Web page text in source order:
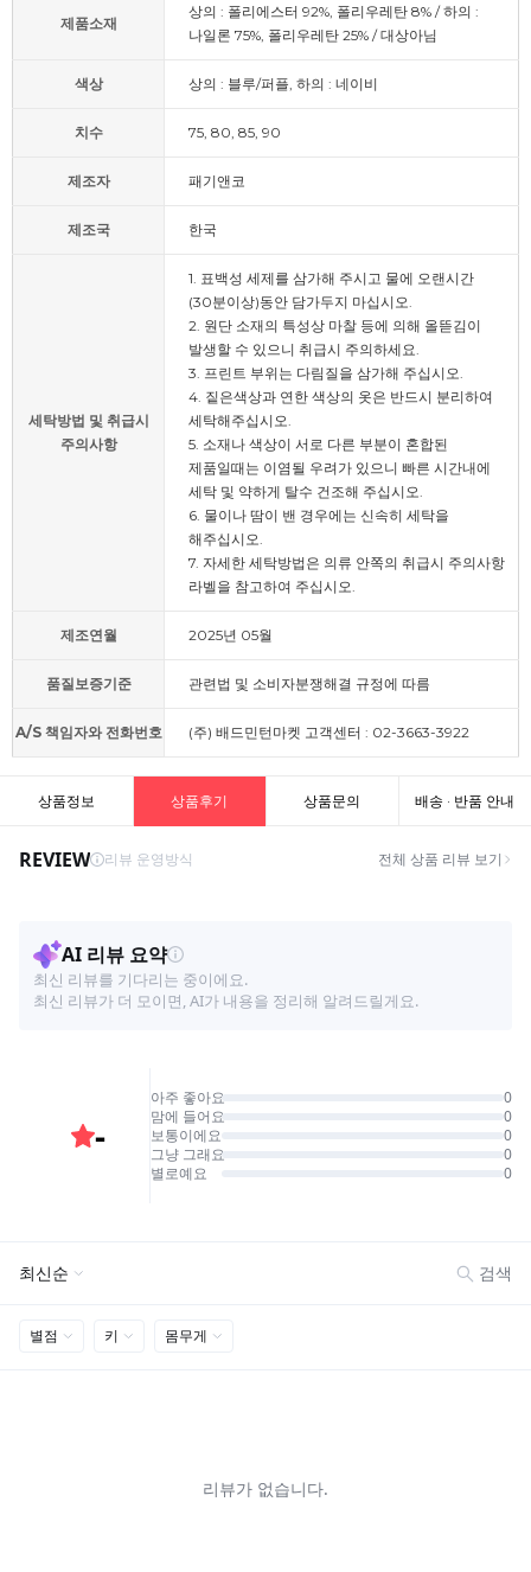
제품소재
상의 : 폴리에스터 92%, 폴리우레탄 8% / 하의 :
나일론 75%, 폴리우레탄 25% / 대상아님
색상 상의 : 블루/퍼플, 하의 : 네이비
치수 75, 80, 85, 90
제조자 패기앤코
제조국 한국
세탁방법 및 취급시
주의사항
1. 표백성 세제를 삼가해 주시고 물에 오랜시간
(30분이상)동안 담가두지 마십시오.
2. 원단 소재의 특성상 마찰 등에 의해 올뜯김이
발생할 수 있으니 취급시 주의하세요.
3. 프린트 부위는 다림질을 삼가해 주십시오.
4. 짙은색상과 연한 색상의 옷은 반드시 분리하여
세탁해주십시오.
5. 소재나 색상이 서로 다른 부분이 혼합된
제품일때는 이염될 우려가 있으니 빠른 시간내에
세탁 및 약하게 탈수 건조해 주십시오.
6. 물이나 땀이 밴 경우에는 신속히 세탁을
해주십시오.
7. 자세한 세탁방법은 의류 안쪽의 취급시 주의사항
라벨을 참고하여 주십시오.
제조연월 2025년 05월
품질보증기준 관련법 및 소비자분쟁해결 규정에 따름
A/S 책임자와 전화번호 (주) 배드민턴마켓 고객센터 : 02-3663-3922
상품정보 상품후기 상품문의 배송 · 반품 안내